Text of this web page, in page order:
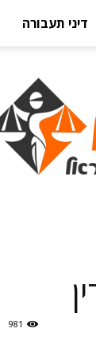
דיני תעבורה
981